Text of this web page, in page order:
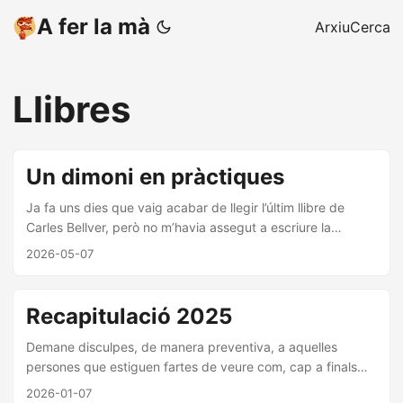
A fer la mà ArxiuCerca
Llibres
Un dimoni en pràctiques
Ja fa uns dies que vaig acabar de llegir l’últim llibre de
Carles Bellver, però no m’havia assegut a escriure la
ressenya perquè em resulta difícil parlar de l’obra sense
culpar recurrentment els Carles. Com si no fora vox populi
que tots els Carles formen part d’una organització
dedicada a l’estudi de les ciències ocultes i que tenen el
costum de fer pactes amb éssers de l’inframon per tal
d’obtenir habilitats artístiques excepcionals. Ara ens diran
2026-05-07
Recapitulació 2025
Demane disculpes, de manera preventiva, a aquelles
persones que estiguen fartes de veure com, cap a finals
d’any, les xarxes socials s’omplin de gent compartint les
2026-01-07